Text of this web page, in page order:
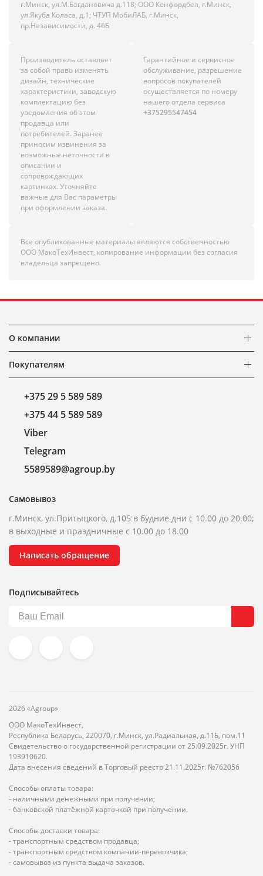
г.Минск, ул.М.Богдановича д.118; ООО Кенфордбел, г.Минск,
ул.Якуба Коласа, д.1; ЧТУП МобиЛАБ, г.Минск,
пр.Независимости, д. 46Б
Производитель оставляет
за собой право изменять
дизайн, технические
характеристики, заводскую
комплектацию без
уведомления об этом
продавца или
потребителей. Заранее
приносим извинения за
возможные неточности в
описании и
сопровождающих
картинках. Уточняйте
важные для Вас параметры
при оформлении заказа.
Гарантийное и сервисное
обслуживание, разрешение
вопросов покупателей
осуществляется по номеру
нашего отдела сервиса
+375295547454
Все опубликованные материалы являются собственностью
ООО МакоТехИнвест, копирование информации без согласия
владельца запрещено.
О компании
Покупателям
+375 29 5 589 589
+375 44 5 589 589
Viber
Telegram
5589589@agroup.by
Самовывоз
г.Минск, ул.Притыцкого, д.105 в будние дни с 10.00 до 20.00;
в выходные и праздничные с 10.00 до 18.00
Написать обращение
Подписывайтесь
2026 «Agroup»
ООО МакоТехИнвест,
Республика Беларусь, 220070, г.Минск, ул.Радиальная, д.11Б, пом.11
Свидетельство о государственной регистрации от 25.09.2025г. УНП
193910620.
Дата внесения сведений в Торговый реестр 21.11.2025г. №762056
Способы оплаты товара:
- наличными денежными при получении;
- банковской платёжной карточкой при получении.
Способы доставки товара:
- транспортным средством продавца;
- транспортным средством компании-перевозчика;
- самовывоз из пункта выдача заказов.